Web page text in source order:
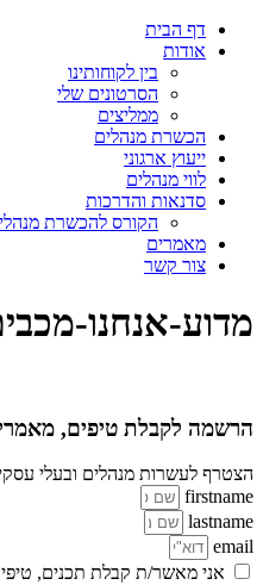
דף הבית
אודות
בין לקוחותינו
הסרטונים שלי
ממליצים
הכשרת מנהלים
ייעוץ ארגוני
לווי מנהלים
סדנאות והדרכות
הקורס להכשרת
מאמרים
צור קשר
מדוע-אנחנו-
הרשמה לקבלת טיפים,
הצטרף לעשרות מנהלים ובעלי
firstname
lastname
email
אני מאשר/ת קבלת תכנים,